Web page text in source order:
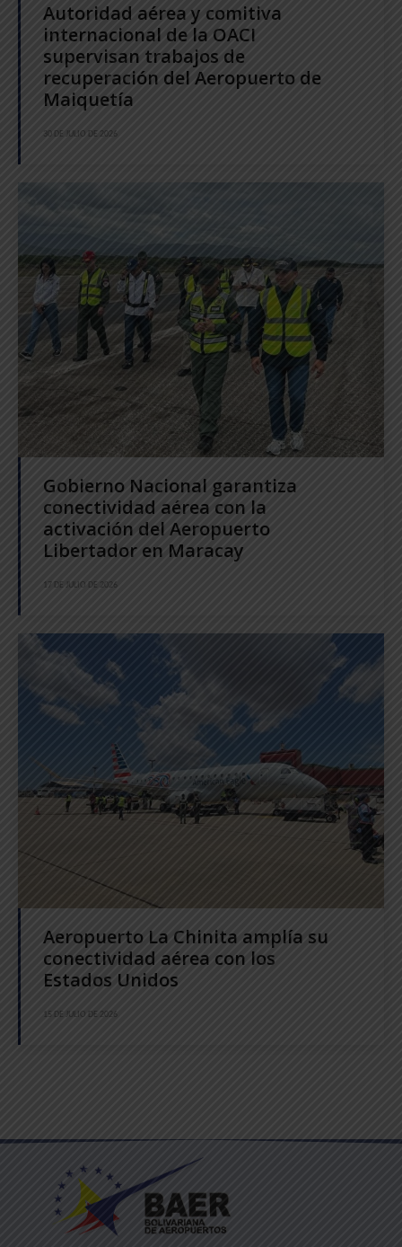
Autoridad aérea y comitiva
internacional de la OACI
supervisan trabajos de
recuperación del Aeropuerto de
Maiquetía
30 DE JULIO DE 2026
Gobierno Nacional garantiza
conectividad aérea con la
activación del Aeropuerto
Libertador en Maracay
17 DE JULIO DE 2026
Aeropuerto La Chinita amplía su
conectividad aérea con los
Estados Unidos
15 DE JULIO DE 2026